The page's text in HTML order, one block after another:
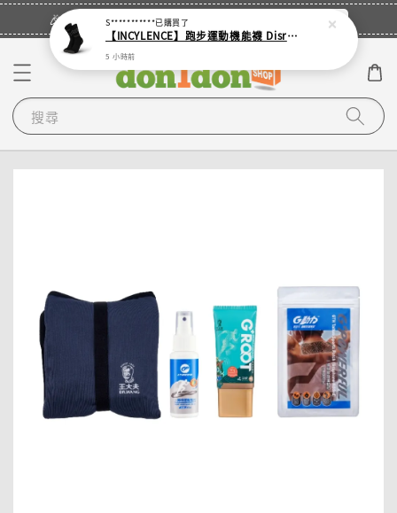
🎉登入會員・領取您的專屬折扣券！ 立即登入
搜尋
S***********已購買了
【INCYLENCE】跑步運動機能襪 Disrupts Black
5 小時前